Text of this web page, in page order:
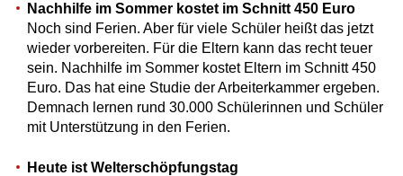
Nachhilfe im Sommer kostet im Schnitt 450 Euro
Noch sind Ferien. Aber für viele Schüler heißt das jetzt
wieder vorbereiten. Für die Eltern kann das recht teuer
sein. Nachhilfe im Sommer kostet Eltern im Schnitt 450
Euro. Das hat eine Studie der Arbeiterkammer ergeben.
Demnach lernen rund 30.000 Schülerinnen und Schüler
mit Unterstützung in den Ferien.
Heute ist Welterschöpfungstag